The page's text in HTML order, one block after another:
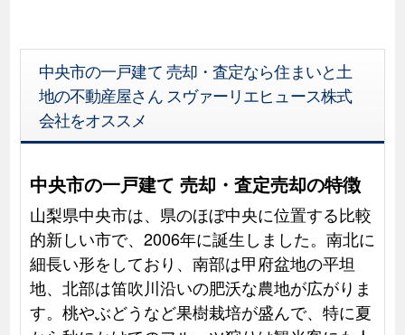
中央市の一戸建て 売却・査定なら住まいと土
地の不動産屋さん スヴァーリエヒュース株式
会社をオススメ
中央市の一戸建て 売却・査定売却の特徴
山梨県中央市は、県のほぼ中央に位置する比較
的新しい市で、2006年に誕生しました。南北に
細長い形をしており、南部は甲府盆地の平坦
地、北部は笛吹川沿いの肥沃な農地が広がりま
す。桃やぶどうなど果樹栽培が盛んで、特に夏